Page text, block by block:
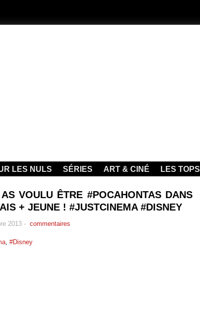
LES NULS SÉRIES ART & CINÉ LES TOPS
VOULU ÊTRE #POCAHONTAS DANS
+ JEUNE ! #JUSTCINEMA #DISNEY
2013 - commentaires
#disney